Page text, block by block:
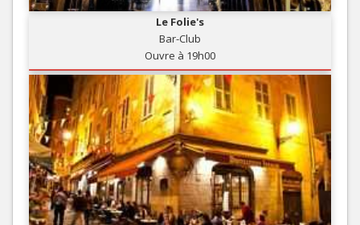
Le Folie's
Bar-Club
Ouvre à 19h00